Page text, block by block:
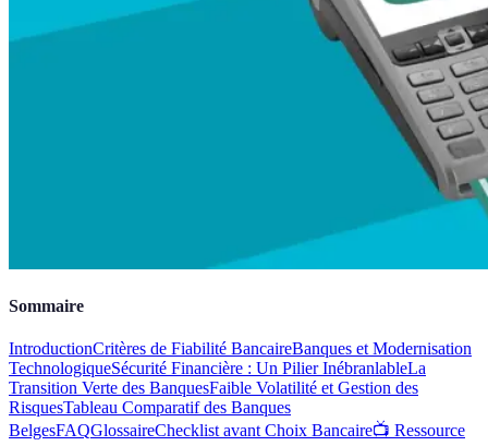
Sommaire
IntroductionCritères de Fiabilité BancaireBanques et Modernisation
TechnologiqueSécurité Financière : Un Pilier InébranlableLa
Transition Verte des BanquesFaible Volatilité et Gestion des
RisquesTableau Comparatif des Banques
BelgesFAQGlossaireChecklist avant Choix Bancaire📺 Ressource